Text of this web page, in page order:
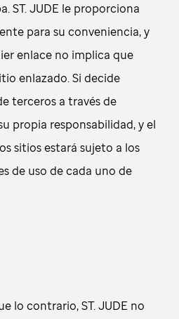
ST. JUDE le proporciona
para su conveniencia, y
enlace no implica que
enlazado. Si decide
terceros a través de
propia responsabilidad, y el
sitios estará sujeto a los
de uso de cada uno de
lo contrario, ST. JUDE no